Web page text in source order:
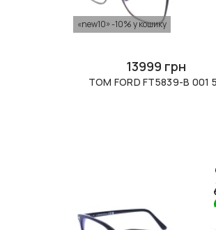
«new10» -10% у кошику
13999 грн
TOM FORD FT5839-B 001